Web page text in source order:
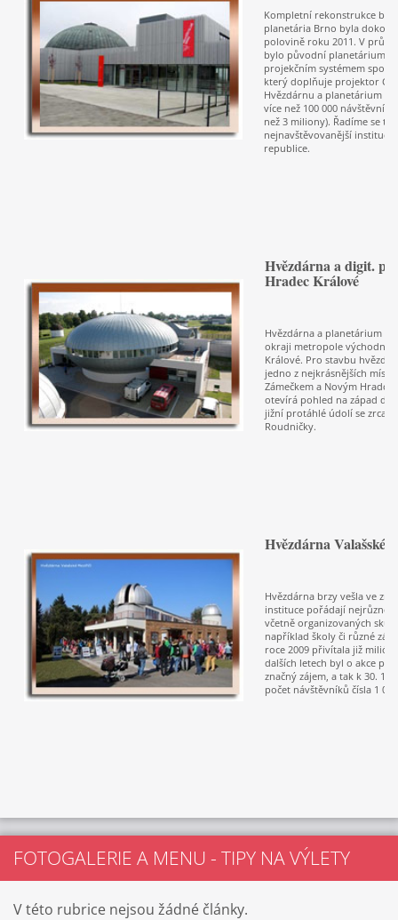
Kompletní rekonstrukce
planetária Brno byla
polovině roku 2011. V
bylo původní planetárium
projekčním systémem
který doplňuje projektor
Hvězdárnu a planetárium
více než 100 000
než 3 miliony). Řadíme se
nejnavštěvovanější
republice.
Hvězdárna a digit.
Hradec Králové
Hvězdárna a planetárium
okraji metropole
Králové. Pro stavbu
jedno z nejkrásnějších míst
Zámečkem a Novým
otevírá pohled na západ do
jižní protáhlé údolí se
Roudničky.
Hvězdárna Valašské
Hvězdárna brzy vešla ve
instituce pořádají
včetně organizovaných
například školy či různé
roce 2009 přivítala již
dalších letech byl o akce
značný zájem, a tak k 30.
počet návštěvníků čísla 1
FOTOGALERIE A MENU - TIPY NA VÝLETY
V této rubrice nejsou žádné články.